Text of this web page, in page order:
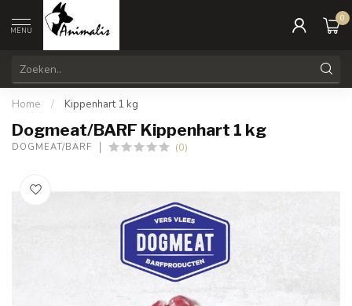
MENU
0
Home / Kippenhart 1 kg
Dogmeat/BARF Kippenhart 1 kg
DOGMEAT/BARF (0)